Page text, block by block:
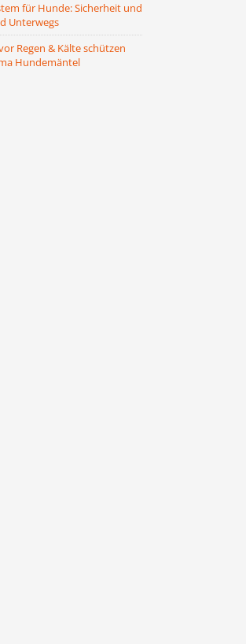
für Hunde: Sicherheit und
Unterwegs
Regen & Kälte schützen
Hundemäntel